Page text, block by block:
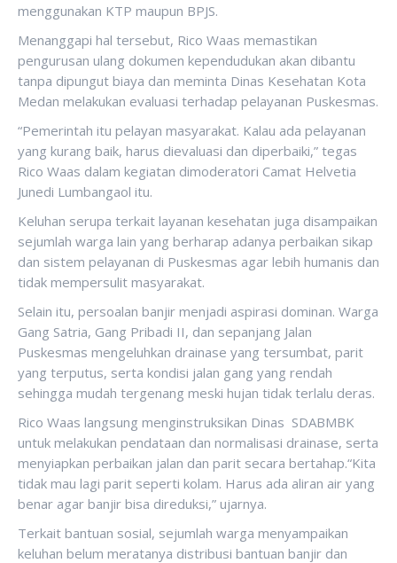
menggunakan KTP maupun BPJS.
Menanggapi hal tersebut, Rico Waas memastikan
pengurusan ulang dokumen kependudukan akan dibantu
tanpa dipungut biaya dan meminta Dinas Kesehatan Kota
Medan melakukan evaluasi terhadap pelayanan Puskesmas.
“Pemerintah itu pelayan masyarakat. Kalau ada pelayanan
yang kurang baik, harus dievaluasi dan diperbaiki,” tegas
Rico Waas dalam kegiatan dimoderatori Camat Helvetia
Junedi Lumbangaol itu.
Keluhan serupa terkait layanan kesehatan juga disampaikan
sejumlah warga lain yang berharap adanya perbaikan sikap
dan sistem pelayanan di Puskesmas agar lebih humanis dan
tidak mempersulit masyarakat.
Selain itu, persoalan banjir menjadi aspirasi dominan. Warga
Gang Satria, Gang Pribadi II, dan sepanjang Jalan
Puskesmas mengeluhkan drainase yang tersumbat, parit
yang terputus, serta kondisi jalan gang yang rendah
sehingga mudah tergenang meski hujan tidak terlalu deras.
Rico Waas langsung menginstruksikan Dinas SDABMBK
untuk melakukan pendataan dan normalisasi drainase, serta
menyiapkan perbaikan jalan dan parit secara bertahap.“Kita
tidak mau lagi parit seperti kolam. Harus ada aliran air yang
benar agar banjir bisa direduksi,” ujarnya.
Terkait bantuan sosial, sejumlah warga menyampaikan
keluhan belum meratanya distribusi bantuan banjir dan